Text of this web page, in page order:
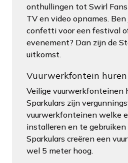
onthullingen tot Swirl
TV en video opnames.
confetti voor een festival
evenement? Dan zijn de
uitkomst.
Vuurwerkfontein huren
Veilige vuurwerkfonteinen
Sparkulars zijn
vuurwerkfonteinen welke
installeren en te gebruiken
Sparkulars creëren een
wel 5 meter hoog.